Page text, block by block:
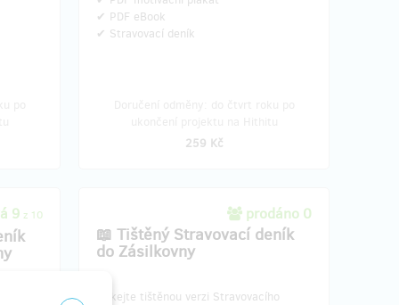
✔ PDF eBook
✔ Stravovací deník
259 Kč
9 z 10 prodáno 0
📖 Tištěný Stravovací deník
do Zásilkovny
​Získejte tištěnou verzi Stravovacího